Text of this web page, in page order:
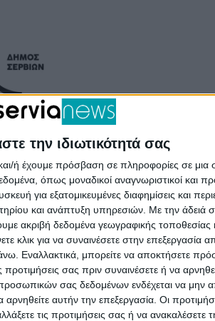
την ιδιωτικότητά σας
ή έχουμε πρόσβαση σε πληροφορίες σε
όπως μοναδικοί αναγνωριστικοί και
για εξατομικευμένες διαφημίσεις και
και ανάπτυξη υπηρεσιών. Με την άδειά
ακριβή δεδομένα γεωγραφικής τοποθεσίας
για να συναινέσετε στην επεξεργασία
Εναλλακτικά, μπορείτε να αποκτήσετε
σας πριν συναινέσετε ή να
σας δεδομένων ενδέχεται να μην
αυτήν την επεξεργασία. Οι
τις προτιμήσεις σας ή να ανακαλέσετε